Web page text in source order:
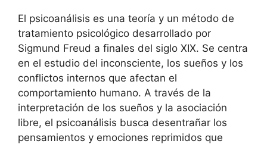
El psicoanálisis es una teoría y un método de
tratamiento psicológico desarrollado por
Sigmund Freud a finales del siglo XIX. Se centra
en el estudio del inconsciente, los sueños y los
conflictos internos que afectan el
comportamiento humano. A través de la
interpretación de los sueños y la asociación
libre, el psicoanálisis busca desentrañar los
pensamientos y emociones reprimidos que